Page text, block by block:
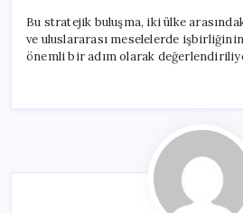
Bu stratejik buluşma, iki ülke
ve uluslararası meselelerde işbirliğinin
önemli bir adım olarak